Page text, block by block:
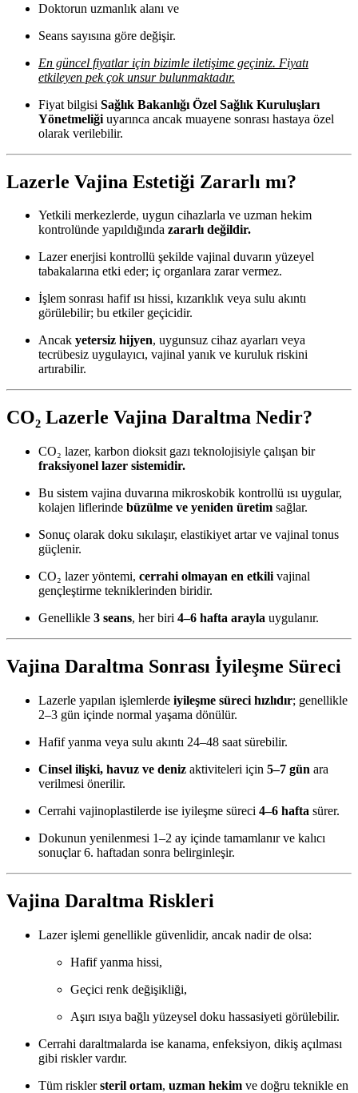
Doktorun uzmanlık alanı ve
Seans sayısına göre değişir.
En güncel fiyatlar için bizimle iletişime geçiniz. Fiyatı
etkileyen pek çok unsur bulunmaktadır.
Fiyat bilgisi Sağlık Bakanlığı Özel Sağlık Kuruluşları
Yönetmeliği uyarınca ancak muayene sonrası hastaya özel
olarak verilebilir.
Lazerle Vajina Estetiği Zararlı mı?
Yetkili merkezlerde, uygun cihazlarla ve uzman hekim
kontrolünde yapıldığında zararlı değildir.
Lazer enerjisi kontrollü şekilde vajinal duvarın yüzeyel
tabakalarına etki eder; iç organlara zarar vermez.
İşlem sonrası hafif ısı hissi, kızarıklık veya sulu akıntı
görülebilir; bu etkiler geçicidir.
Ancak yetersiz hijyen, uygunsuz cihaz ayarları veya
tecrübesiz uygulayıcı, vajinal yanık ve kuruluk riskini
artırabilir.
CO₂ Lazerle Vajina Daraltma Nedir?
CO₂ lazer, karbon dioksit gazı teknolojisiyle çalışan bir
fraksiyonel lazer sistemidir.
Bu sistem vajina duvarına mikroskobik kontrollü ısı uygular,
kolajen liflerinde büzülme ve yeniden üretim sağlar.
Sonuç olarak doku sıkılaşır, elastikiyet artar ve vajinal tonus
güçlenir.
CO₂ lazer yöntemi, cerrahi olmayan en etkili vajinal
gençleştirme tekniklerinden biridir.
Genellikle 3 seans, her biri 4–6 hafta arayla uygulanır.
Vajina Daraltma Sonrası İyileşme Süreci
Lazerle yapılan işlemlerde iyileşme süreci hızlıdır; genellikle
2–3 gün içinde normal yaşama dönülür.
Hafif yanma veya sulu akıntı 24–48 saat sürebilir.
Cinsel ilişki, havuz ve deniz aktiviteleri için 5–7 gün ara
verilmesi önerilir.
Cerrahi vajinoplastilerde ise iyileşme süreci 4–6 hafta sürer.
Dokunun yenilenmesi 1–2 ay içinde tamamlanır ve kalıcı
sonuçlar 6. haftadan sonra belirginleşir.
Vajina Daraltma Riskleri
Lazer işlemi genellikle güvenlidir, ancak nadir de olsa:
Hafif yanma hissi,
Geçici renk değişikliği,
Aşırı ısıya bağlı yüzeysel doku hassasiyeti görülebilir.
Cerrahi daraltmalarda ise kanama, enfeksiyon, dikiş açılması
gibi riskler vardır.
Tüm risklersteril ortam, uzman hekim ve doğru teknikle en